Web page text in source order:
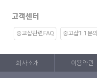
고객센터
중고샵관련FAQ 중고샵1:1문의
회사소개 이용약관